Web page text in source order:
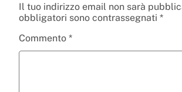
Il tuo indirizzo email non sarà
obbligatori sono contrassegnati *
Commento *